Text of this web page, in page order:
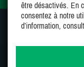
être désactivés. En
consentez à notre
d’information,